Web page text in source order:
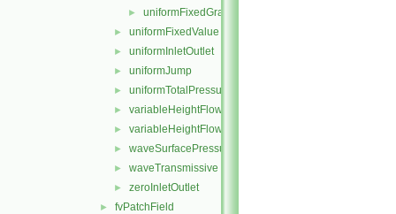
► uniformFixedGradientFvPatchFieldsFwd.H
► uniformFixedValue
► uniformInletOutlet
► uniformJump
► uniformTotalPressure
► variableHeightFlowRate
► variableHeightFlowRateInletVelocity
► waveSurfacePressure
► waveTransmissive
► zeroInletOutlet
► fvPatchField